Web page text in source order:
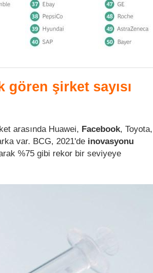
şirket sayısı
arasında Huawei, Facebook, Toyota,
var. BCG, 2021'de inovasyonu
%75 gibi rekor bir seviyeye